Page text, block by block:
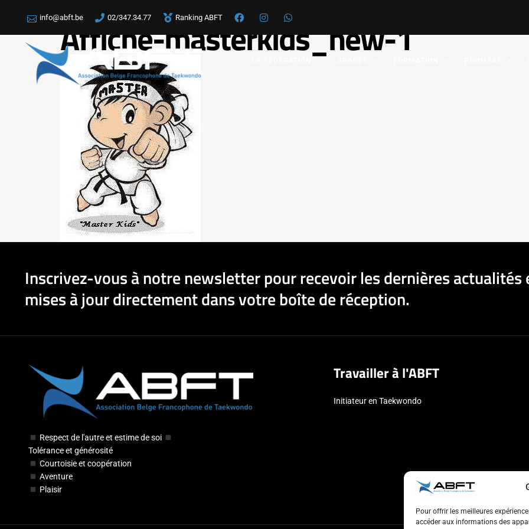
Pour offrir les meilleures
accéder aux informations des
info@abft.be 02/347.34.77 Ranking ABFT
Affiche-masterkids_new-1
Inscrivez-vous à notre newsletter pour recevoir les dernières actualités
mises à jour directement dans votre boîte de réception.
Respect de l'autre et estime de soi
Tolérance et générosité
Courtoisie et coopération
Aventure
Plaisir
Travailler à l'ABFT
Initiateur en Taekwondo